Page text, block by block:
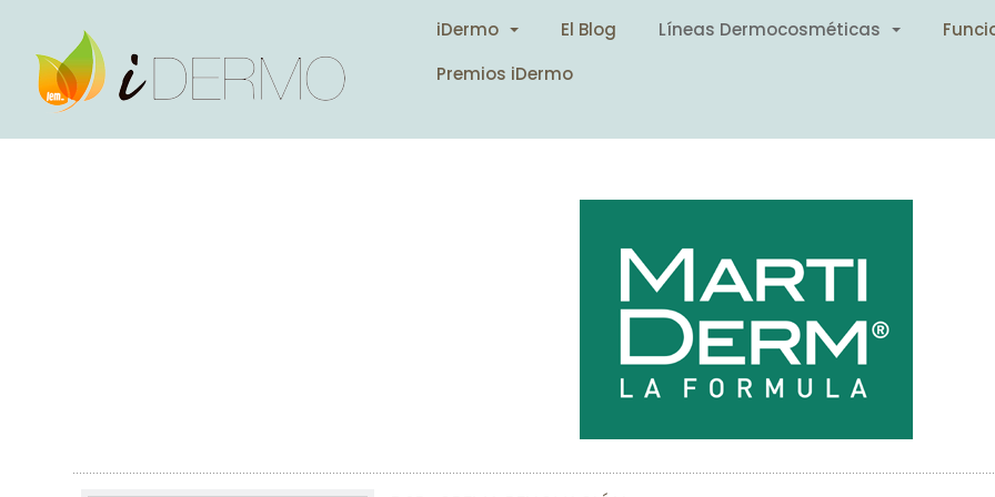
iDermo El Blog Líneas Dermocosméticas
Premios iDermo